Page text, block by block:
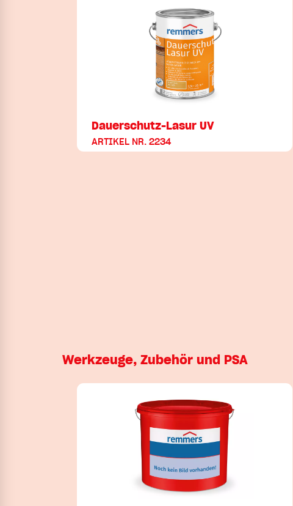
Dauerschutz-Lasur UV
ARTIKEL NR. 2234
Werkzeuge, Zubehör und PSA